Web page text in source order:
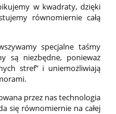
w kwadraty, dzięki
równomiernie całą
specjalne taśmy
są niezbędne, ponieważ
stref” i uniemożliwiają
przez nas technologia
się równomiernie na całej